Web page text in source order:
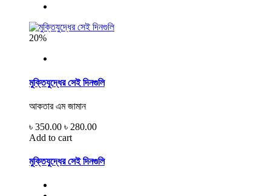
20%
মুক্তিযুদ্ধের সেই দিনগুলি
আকতার এম জামান
৳ 350.00 ৳ 280.00
Add to cart
মুক্তিযুদ্ধের সেই দিনগুলি